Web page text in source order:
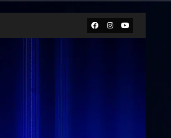
Facebook
Instagram
Youtube